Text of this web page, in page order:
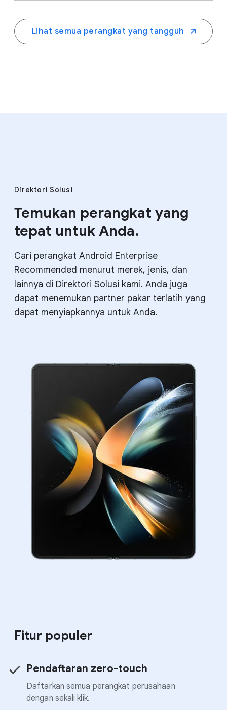
Lihat semua perangkat yang tangguh
Direktori Solusi
Temukan perangkat yang
tepat untuk Anda.
Cari perangkat Android Enterprise
Recommended menurut merek, jenis, dan
lainnya di Direktori Solusi kami. Anda juga
dapat menemukan partner pakar terlatih yang
dapat menyiapkannya untuk Anda.
Fitur populer
Pendaftaran zero-touch
Daftarkan semua perangkat perusahaan
dengan sekali klik.